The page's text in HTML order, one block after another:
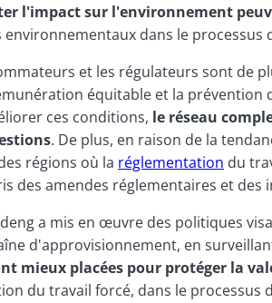
l'impact sur l'environnement
dans le
et les régulateurs sont de
équitable et la prévention
ces conditions, le réseau
. De plus, en raison de la
régions où la réglementation du
des amendes réglementaires et
a mis en œuvre des politiques
d'approvisionnement, en
mieux placées pour protéger la
du travail forcé, dans le